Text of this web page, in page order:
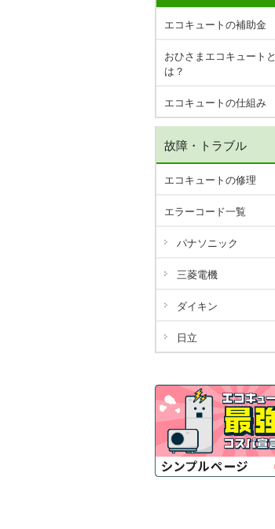
エコキュートの補助金
おひさまエコキュートと
は？
エコキュートの仕組み
故障・トラブル
エコキュートの修理
エラーコード一覧
パナソニック
三菱電機
ダイキン
日立